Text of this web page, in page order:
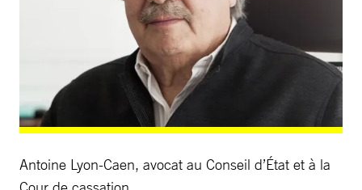
Antoine Lyon-Caen, avocat au Conseil d’État et à la